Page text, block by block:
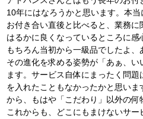
10年にはなろうかと思います。本当
お付き合い直後と比べると、業務
はるかに良くなっているところに感
もちろん当初から一級品でしたよ、
その進化を求める姿勢が「あぁ、
ます。サービス自体にまったく問
を入れたこともなかったかと思い
から、もはや「こだわり」以外の
これからも、どこにもまけないサー